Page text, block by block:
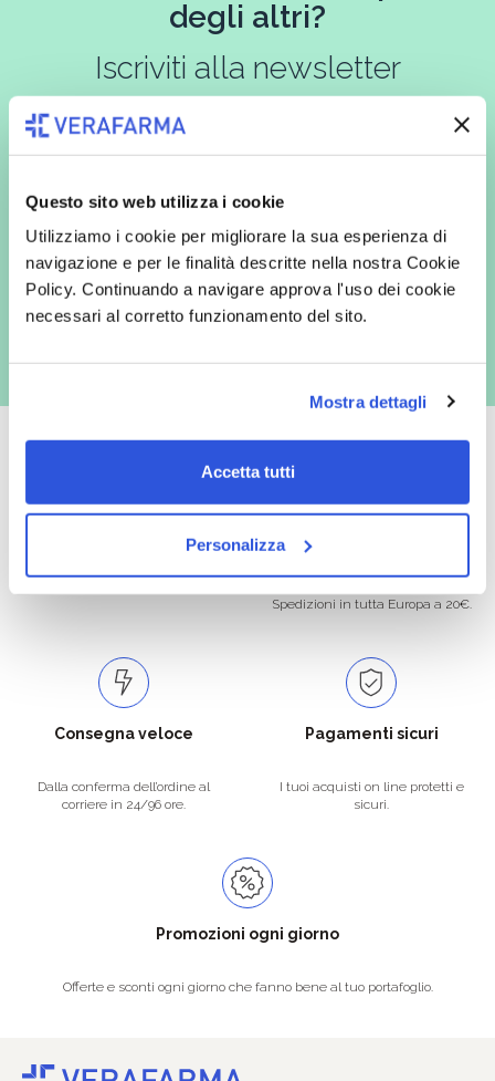
Questo sito web utilizza i cookie
Utilizziamo i cookie per migliorare la sua esperienza di
navigazione e per le finalità descritte nella nostra Cookie
Policy. Continuando a navigare approva l'uso dei cookie
necessari al corretto funzionamento del sito.
Mostra dettagli
Accetta tutti
Personalizza
degli altri?
Iscriviti alla newsletter
redatta ai sensi del Regolamento EU 2016/679, acconsento
commerciali da parte di Verafarma, tra cui invio di comunicazioni
marketing (con modalità telematiche - quali ad es. newsletter ed e-mail
con inviti e comunicazioni commerciali - e modalità tradizionali, quali ad
es. posta cartacea)
Oltre 50.000 prodotti Spedizione gratuita
Spedizioni in tutta Europa a 20€.
Consegna veloce
Dalla conferma dell’ordine al
corriere in 24/96 ore.
Pagamenti sicuri
I tuoi acquisti on line protetti e
sicuri.
Promozioni ogni giorno
Offerte e sconti ogni giorno che fanno bene al tuo portafoglio.